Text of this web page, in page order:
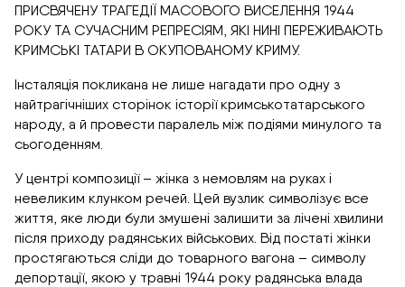
ПРИСВЯЧЕНУ ТРАГЕДІЇ МАСОВОГО ВИСЕЛЕННЯ 1944
РОКУ ТА СУЧАСНИМ РЕПРЕСІЯМ, ЯКІ НИНІ ПЕРЕЖИВАЮТЬ
КРИМСЬКІ ТАТАРИ В ОКУПОВАНОМУ КРИМУ.
Інсталяція покликана не лише нагадати про одну з
найтрагічніших сторінок історії кримськотатарського
народу, а й провести паралель між подіями минулого та
сьогоденням.
У центрі композиції – жінка з немовлям на руках і
невеликим клунком речей. Цей вузлик символізує все
життя, яке люди були змушені залишити за лічені хвилини
після приходу радянських військових. Від постаті жінки
простягаються сліди до товарного вагона – символу
депортації, якою у травні 1944 року радянська влада